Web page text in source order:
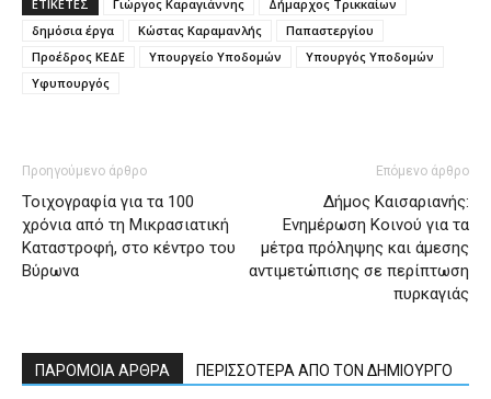
ΕΤΙΚΕΤΕΣ Γιώργος Καραγιάννης
Δήμαρχος Τρικκαίων
δημόσια έργα
Κώστας Καραμανλής
Παπαστεργίου
Προέδρος ΚΕΔΕ
Υπουργείο Υποδομών
Υπουργός Υποδομών
Υφυπουργός
Προηγούμενο άρθρο
Τοιχογραφία για τα 100
χρόνια από τη Μικρασιατική
Καταστροφή, στο κέντρο του
Βύρωνα
Επόμενο άρθρο
Δήμος Καισαριανής:
Ενημέρωση Κοινού για τα
μέτρα πρόληψης και άμεσης
αντιμετώπισης σε περίπτωση
πυρκαγιάς
ΠΑΡΟΜΟΙΑ ΑΡΘΡΑ ΠΕΡΙΣΣΟΤΕΡΑ ΑΠΟ ΤΟΝ ΔΗΜΙΟΥΡΓΟ